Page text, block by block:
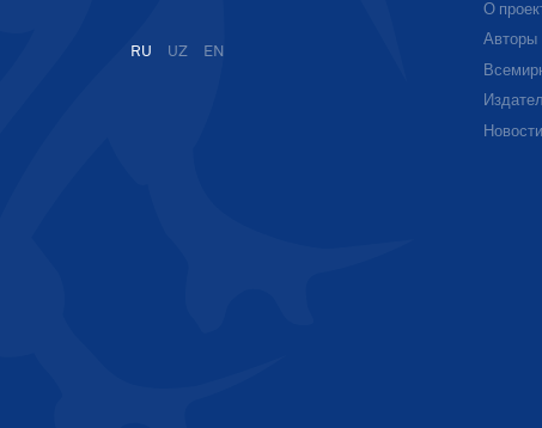
RU UZ EN
О
Авторы
Новости